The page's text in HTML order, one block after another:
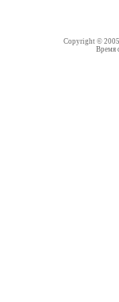
Copyright ©
Время